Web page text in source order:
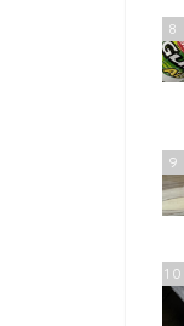
8
9
10